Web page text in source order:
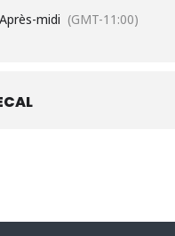
midi (GMT-11:00)